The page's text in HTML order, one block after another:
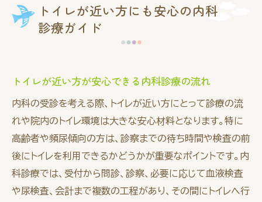
トイレが近い方にも安心の内科
診療ガイド
トイレが近い方が安心できる内科診療の流れ
内科の受診を考える際、トイレが近い方にとって診療の流
れや院内のトイレ環境は大きな安心材料となります。特に
高齢者や頻尿傾向の方は、診察までの待ち時間や検査の前
後にトイレを利用できるかどうかが重要なポイントです。内
科診療では、受付から問診、診察、必要に応じて血液検査
や尿検査、会計まで複数の工程があり、その間にトイレへ行